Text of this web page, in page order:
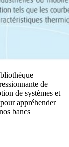
de
de systèmes et
appréhender
bancs